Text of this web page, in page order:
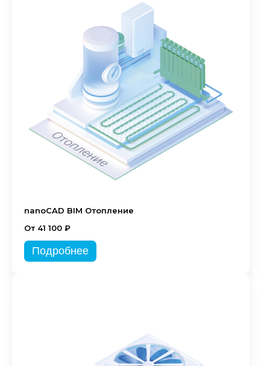
nanoCAD BIM Отопление
От 41 100 ₽
Подробнее